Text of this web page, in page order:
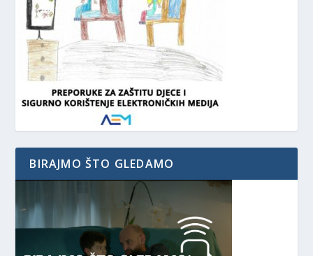
BIRAJMO ŠTO GLEDAMO